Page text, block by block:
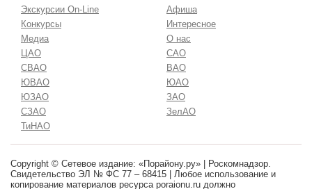
Экскурсии On-Line
Афиша
Конкурсы
Интересное
Медиа
О нас
ЦАО
САО
СВАО
ВАО
ЮВАО
ЮАО
ЮЗАО
ЗАО
СЗАО
ЗелАО
ТиНАО
Copyright © Сетевое издание: «Порайону.ру» | Роскомнадзор.
Свидетельство ЭЛ № ФС 77 – 68415 | Любое использование и
копирование материалов ресурса poraionu.ru должно